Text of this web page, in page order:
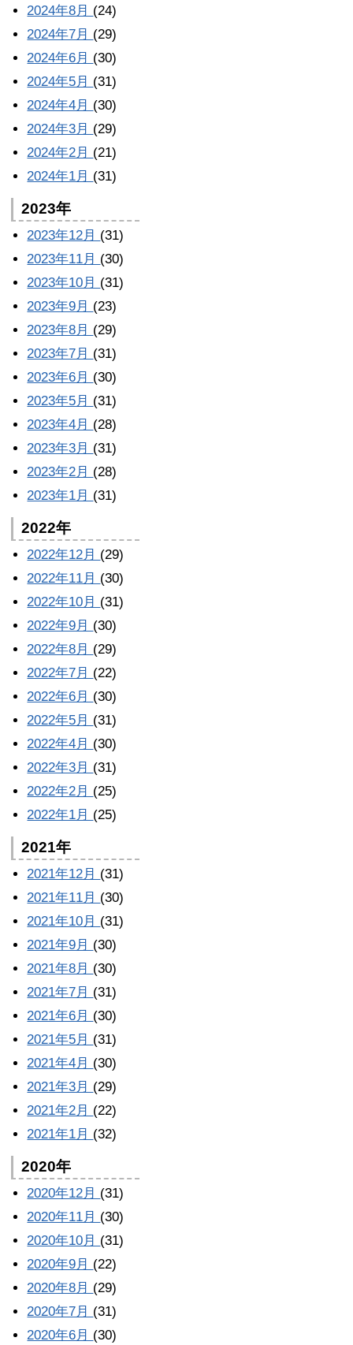
2024年8月 (24)
2024年7月 (29)
2024年6月 (30)
2024年5月 (31)
2024年4月 (30)
2024年3月 (29)
2024年2月 (21)
2024年1月 (31)
2023年
2023年12月 (31)
2023年11月 (30)
2023年10月 (31)
2023年9月 (23)
2023年8月 (29)
2023年7月 (31)
2023年6月 (30)
2023年5月 (31)
2023年4月 (28)
2023年3月 (31)
2023年2月 (28)
2023年1月 (31)
2022年
2022年12月 (29)
2022年11月 (30)
2022年10月 (31)
2022年9月 (30)
2022年8月 (29)
2022年7月 (22)
2022年6月 (30)
2022年5月 (31)
2022年4月 (30)
2022年3月 (31)
2022年2月 (25)
2022年1月 (25)
2021年
2021年12月 (31)
2021年11月 (30)
2021年10月 (31)
2021年9月 (30)
2021年8月 (30)
2021年7月 (31)
2021年6月 (30)
2021年5月 (31)
2021年4月 (30)
2021年3月 (29)
2021年2月 (22)
2021年1月 (32)
2020年
2020年12月 (31)
2020年11月 (30)
2020年10月 (31)
2020年9月 (22)
2020年8月 (29)
2020年7月 (31)
2020年6月 (30)